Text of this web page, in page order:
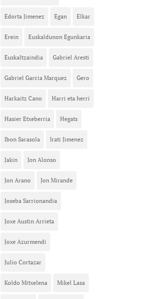
Edorta Jimenez Egan Elkar
Erein Euskaldunon Egunkaria
Euskaltzaindia Gabriel Aresti
Gabriel Garcia Marquez Gero
Harkaitz Cano Harri eta herri
Hasier Etxeberria Hegats
Ibon Sarasola Irati Jimenez
Jakin Jon Alonso
Jon Arano Jon Mirande
Joseba Sarrionandia
Joxe Austin Arrieta
Joxe Azurmendi
Julio Cortazar
Koldo Mitxelena Mikel Lasa